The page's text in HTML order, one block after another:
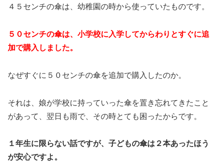
４５センチの傘は、幼稚園の時から使っていたものです。
５０センチの傘は、小学校に入学してからわりとすぐに追
加で購入しました。
なぜすぐに５０センチの傘を追加で購入したのか。
それは、娘が学校に持っていった傘を置き忘れてきたこと
があって、翌日も雨で、その時とても困ったからです。
１年生に限らない話ですが、子どもの傘は２本あったほう
が安心ですよ。